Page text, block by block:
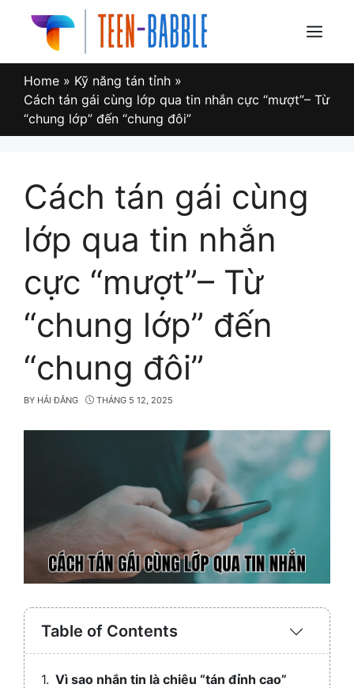
Menu
Home » Kỹ năng tán tỉnh »
Cách tán gái cùng lớp qua tin nhắn cực “mượt”– Từ
“chung lớp” đến “chung đôi”
Cách tán gái cùng
lớp qua tin nhắn
cực “mượt”– Từ
“chung lớp” đến
“chung đôi”
BY HẢI ĐĂNG THÁNG 5 12, 2025
Table of Contents
Expand
Vì sao nhắn tin là chiêu “tán đỉnh cao”